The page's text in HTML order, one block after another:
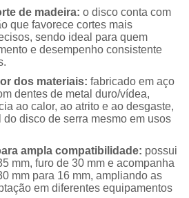
de madeira: o disco conta com
que favorece cortes mais
sendo ideal para quem
e desempenho consistente
dos materiais: fabricado em aço
dentes de metal duro/vídea,
ao calor, ao atrito e ao desgaste,
disco de serra mesmo em usos
ampla compatibilidade: possui
mm, furo de 30 mm e acompanha
mm para 16 mm, ampliando as
em diferentes equipamentos